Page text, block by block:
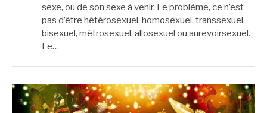
sexe, ou de son sexe à venir. Le problème, ce n’est
pas d’être hétérosexuel, homosexuel, transsexuel,
bisexuel, métrosexuel, allosexuel ou aurevoirsexuel.
Le…